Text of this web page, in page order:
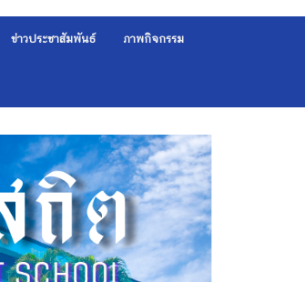
ข่าวประชาสัมพันธ์ ภาพกิจกรรม